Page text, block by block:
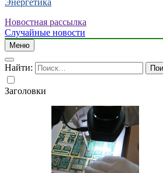
Энергетика
Новостная рассылка
Случайные новости
Меню
Найти:
Заголовки